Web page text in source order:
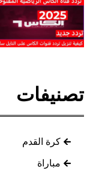
تصنيفات
كرة القدم
مباراة